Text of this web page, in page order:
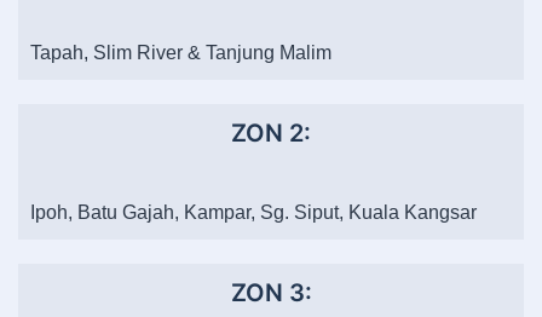
Tapah, Slim River & Tanjung Malim
ZON 2:
Ipoh, Batu Gajah, Kampar, Sg. Siput, Kuala Kangsar
ZON 3: